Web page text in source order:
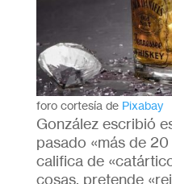
foro cortesía de Pixabay
González escribió
pasado «más de
califica de
cosas, pretende